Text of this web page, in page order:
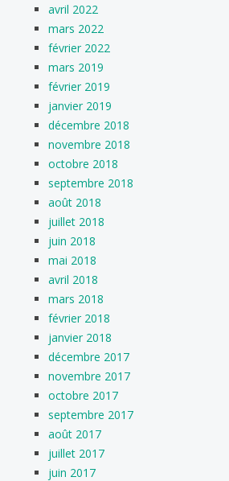
avril 2022
mars 2022
février 2022
mars 2019
février 2019
janvier 2019
décembre 2018
novembre 2018
octobre 2018
septembre 2018
août 2018
juillet 2018
juin 2018
mai 2018
avril 2018
mars 2018
février 2018
janvier 2018
décembre 2017
novembre 2017
octobre 2017
septembre 2017
août 2017
juillet 2017
juin 2017